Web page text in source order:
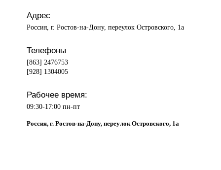
Адрес
Россия, г. Ростов-на-Дону, переулок Островского, 1а
Телефоны
[863] 2476753
[928] 1304005
Рабочее время:
09:30-17:00 пн-пт
Россия, г. Ростов-на-Дону, переулок Островского, 1а